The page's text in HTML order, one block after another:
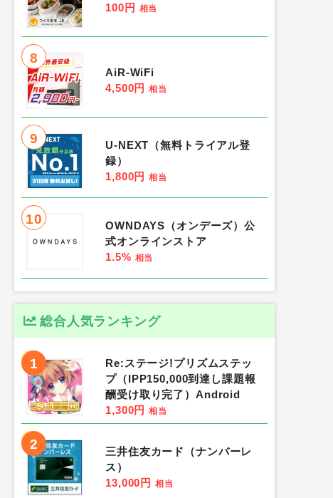
100円 相当
8
AiR-WiFi
4,500円 相当
9
U-NEXT（無料トライアル登
録）
1,800円 相当
10
OWNDAYS（オンデーズ）公
式オンラインストア
1.5% 相当
総合人気ランキング
1
Re:ステージ!プリズムステッ
プ（IPP150,000到達し課題報
酬受け取り完了）Android
1,300円 相当
2
三井住友カード（ナンバーレ
ス）
13,000円 相当